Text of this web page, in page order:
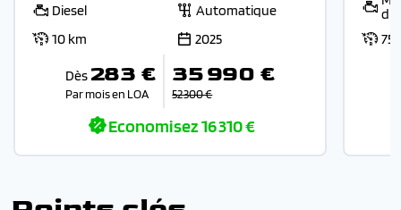
Diesel
Automatique
10 km
2025
Dès 283 €
Par mois en LOA
35 990 €
52 300 €
Economisez16 310 €